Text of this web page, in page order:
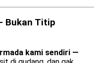
Bukan Titip
kami sendiri —